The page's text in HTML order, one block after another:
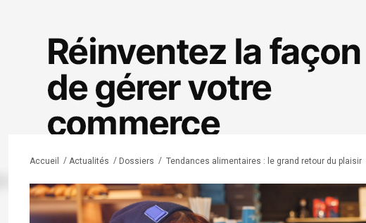
Accueil / Actualités / Dossiers / Tendances alimentaires : le grand retour du plaisir